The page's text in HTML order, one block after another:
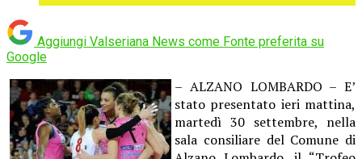
Aggiungi Valseriana News come Fonte preferita su
Google
– ALZANO LOMBARDO – E’
stato presentato ieri mattina,
martedì 30 settembre, nella
sala consiliare del Comune di